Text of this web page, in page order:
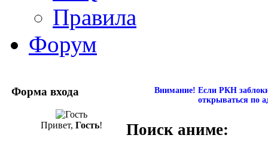
Правила
Форум
Форма входа
Привет, Гость!
Внимание! Если РКН
открываться по
Поиск аниме: